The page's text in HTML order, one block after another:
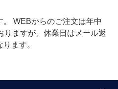
。 WEBからのご注文は年中
りますが、休業日はメール返
ます。